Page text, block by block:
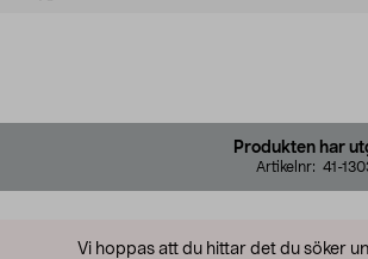
Produkten har
Artikelnr: 41-
Vi hoppas att du hittar det du söker